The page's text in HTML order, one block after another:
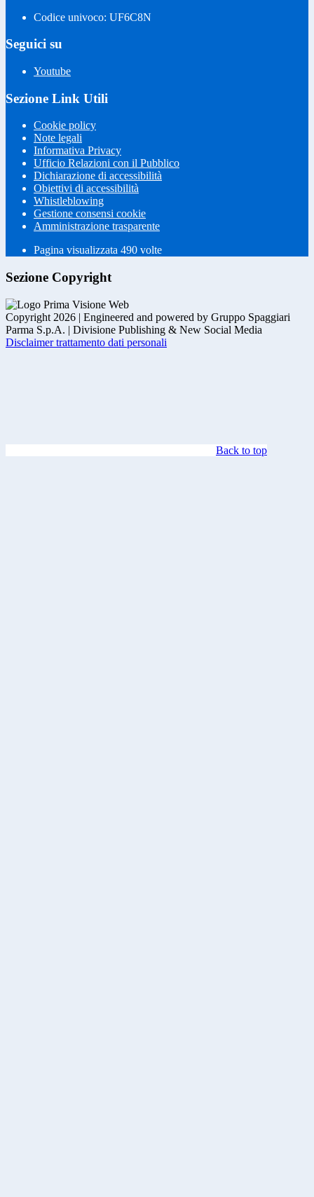
Codice univoco: UF6C8N
Seguici su
Youtube
Sezione Link Utili
Cookie policy
Note legali
Informativa Privacy
Ufficio Relazioni con il Pubblico
Dichiarazione di accessibilità
Obiettivi di accessibilità
Whistleblowing
Gestione consensi cookie
Amministrazione trasparente
Pagina visualizzata 490 volte
Sezione Copyright
Copyright 2026 | Engineered and powered by Gruppo Spaggiari
Parma S.p.A. | Divisione Publishing & New Social Media
Disclaimer trattamento dati personali
Back to top